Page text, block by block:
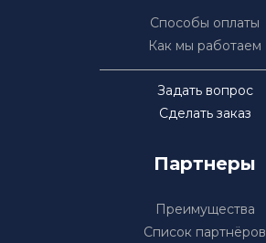
Способы оплаты
Как мы работаем
Задать вопрос
Сделать заказ
Партнеры
Преимущества
Список партнёров